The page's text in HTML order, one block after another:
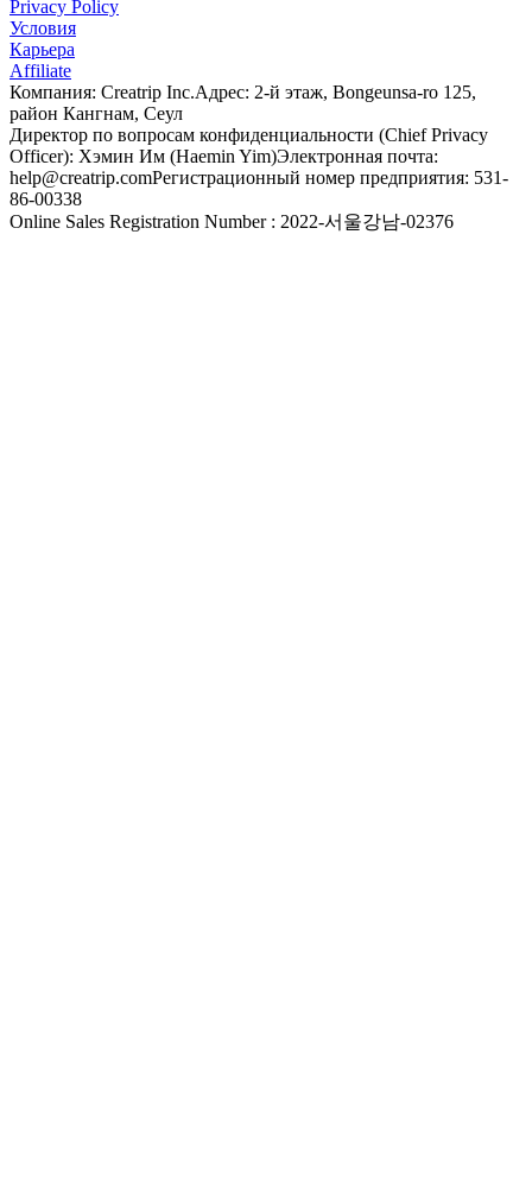
Privacy Policy
Условия
Карьера
Affiliate
Компания: Creatrip Inc.Адрес: 2-й этаж, Bongeunsa-ro 125,
район Кангнам, Сеул
Директор по вопросам конфиденциальности (Chief Privacy
Officer): Хэмин Им (Haemin Yim)Электронная почта:
help@creatrip.comРегистрационный номер предприятия: 531-
86-00338
Online Sales Registration Number : 2022-서울강남-02376